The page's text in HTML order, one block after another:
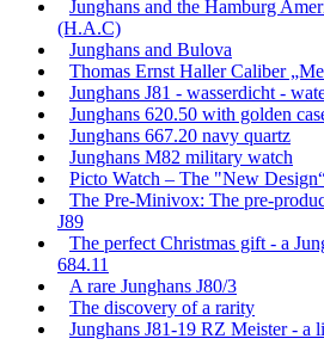
Junghans and the Hamburg
(H.A.C)
Junghans and Bulova
Thomas Ernst Haller Caliber
Junghans J81 - wasserdicht -
Junghans 620.50 with golden
Junghans 667.20 navy quartz
Junghans M82 military watch
Picto Watch – The "New
The Pre-Minivox: The pre-
J89
The perfect Christmas gift - a
684.11
A rare Junghans J80/3
The discovery of a rarity
Junghans J81-19 RZ Meister - a